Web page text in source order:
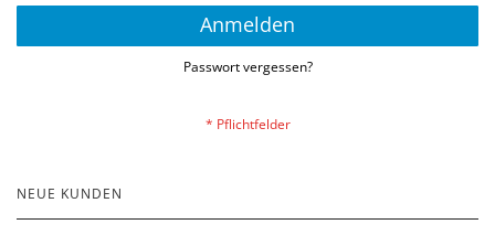
Anmelden
Passwort vergessen?
NEUE KUNDEN